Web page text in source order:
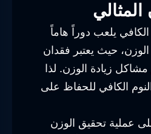
يلعب دوراً هاماً
حيث يعتبر فقدان
مشاكل زيادة الوزن. لذا
الكافي للحفاظ على
عملية تحقيق الوزن